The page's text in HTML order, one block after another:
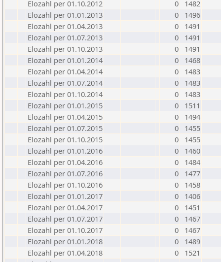
Elozahl per 01.10.2012
0
1482
Elozahl per 01.01.2013
0
1496
Elozahl per 01.04.2013
0
1491
Elozahl per 01.07.2013
0
1491
Elozahl per 01.10.2013
0
1491
Elozahl per 01.01.2014
0
1468
Elozahl per 01.04.2014
0
1483
Elozahl per 01.07.2014
0
1483
Elozahl per 01.10.2014
0
1483
Elozahl per 01.01.2015
0
1511
Elozahl per 01.04.2015
0
1494
Elozahl per 01.07.2015
0
1455
Elozahl per 01.10.2015
0
1455
Elozahl per 01.01.2016
0
1460
Elozahl per 01.04.2016
0
1484
Elozahl per 01.07.2016
0
1477
Elozahl per 01.10.2016
0
1458
Elozahl per 01.01.2017
0
1406
Elozahl per 01.04.2017
0
1451
Elozahl per 01.07.2017
0
1467
Elozahl per 01.10.2017
0
1467
Elozahl per 01.01.2018
0
1489
Elozahl per 01.04.2018
0
1521